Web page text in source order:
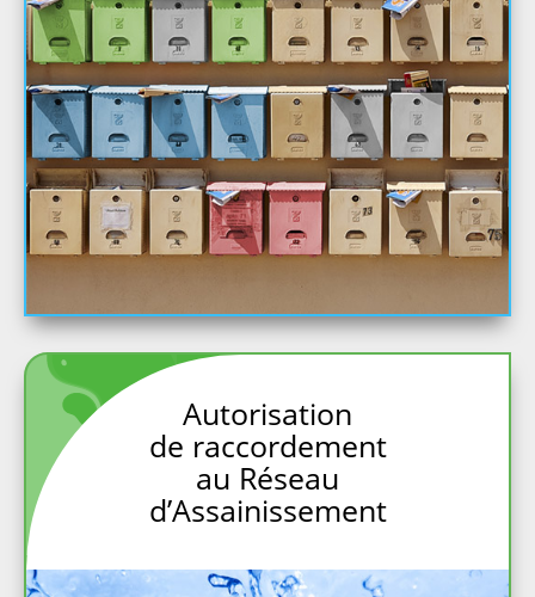
Autorisation
de raccordement
au Réseau
d’Assainissement